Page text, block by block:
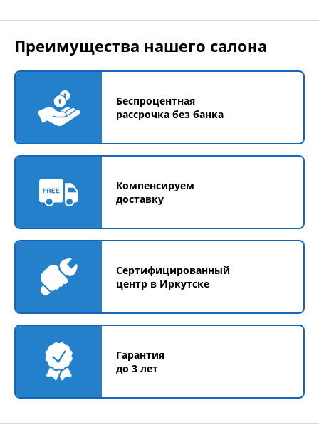
Преимущества нашего салона
Беспроцентная
рассрочка без банка
Компенсируем
доставку
Сертифицированный
центр в Иркутске
Гарантия
до 3 лет